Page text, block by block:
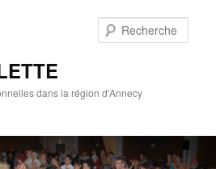
dans la région d'Annecy